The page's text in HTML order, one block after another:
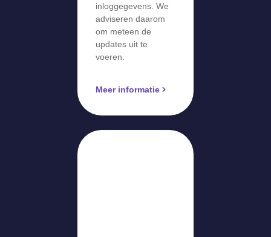
inloggegevens. We
adviseren daarom
om meteen de
updates uit te
voeren.
Meer informatie